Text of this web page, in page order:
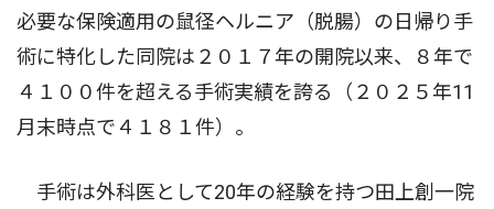
必要な保険適用の鼠径ヘルニア（脱腸）の日帰り手
術に特化した同院は２０１７年の開院以来、８年で
４１００件を超える手術実績を誇る（２０２５年11
月末時点で４１８１件）。
手術は外科医として20年の経験を持つ田上創一院